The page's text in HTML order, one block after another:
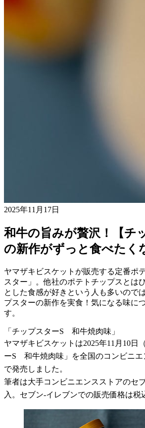
2025年11月17日
和牛の旨みが贅沢！【チ
の新作がずっと食べたく
ヤマザキビスケットが販売する定番ポ
スター」。他社のポテトチップスとは
とした食感が好きという人も多いので
プスターの新作を実食！気になる味に
す。
「チップスターS 和牛焼肉味」
ヤマザキビスケットは2025年11月10日
ーS 和牛焼肉味」を全国のコンビニエ
で発売しました。
筆者は大手コンビニエンスストアのセ
入。セブン-イレブンでの販売価格は税